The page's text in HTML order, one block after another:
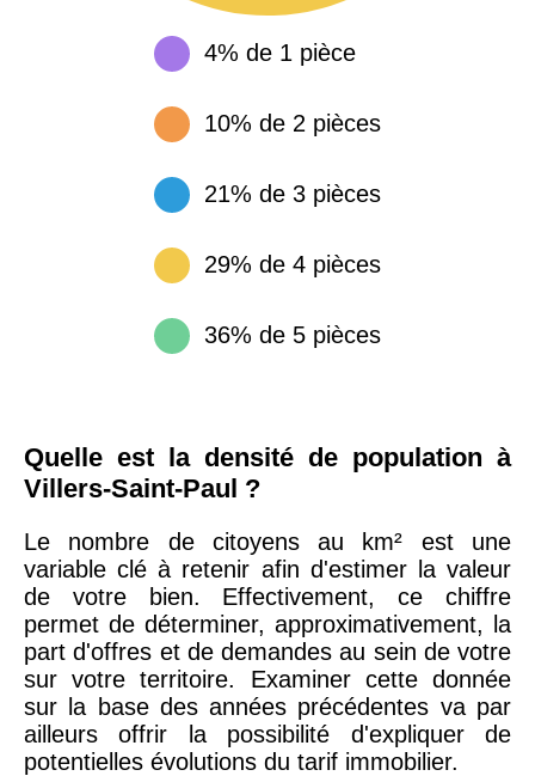
4% de 1 pièce
10% de 2 pièces
21% de 3 pièces
29% de 4 pièces
36% de 5 pièces
Quelle est la densité de population à
Villers-Saint-Paul ?
Le nombre de citoyens au km² est une
variable clé à retenir afin d'estimer la valeur
de votre bien. Effectivement, ce chiffre
permet de déterminer, approximativement, la
part d'offres et de demandes au sein de votre
sur votre territoire. Examiner cette donnée
sur la base des années précédentes va par
ailleurs offrir la possibilité d'expliquer de
potentielles évolutions du tarif immobilier.